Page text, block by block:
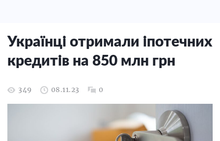
Українці отримали іпотечних
кредитів на 850 млн грн
349 08.11.23 0